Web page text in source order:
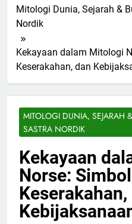
Mitologi Dunia, Sejarah &
Nordik
Kekayaan dalam Mitologi
Keserakahan, dan
MITOLOGI DUNIA, SEJARAH
SASTRA NORDIK
Kekayaan
Norse:
Keserakahan,